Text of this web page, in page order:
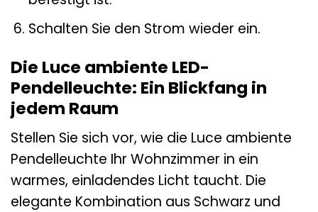
Schalten Sie den Strom wieder ein.
Die Luce ambiente LED-
Pendelleuchte: Ein Blickfang in
jedem Raum
Stellen Sie sich vor, wie die Luce ambiente
Pendelleuchte Ihr Wohnzimmer in ein
warmes, einladendes Licht taucht. Die
elegante Kombination aus Schwarz und